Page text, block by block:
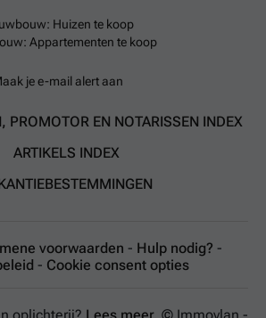
Huizen te koop
Appartementen te koop
je e-mail alert aan
PROMOTOR EN NOTARISSEN INDEX
ARTIKELS INDEX
voorwaarden - Hulp nodig? -
- Cookie consent opties